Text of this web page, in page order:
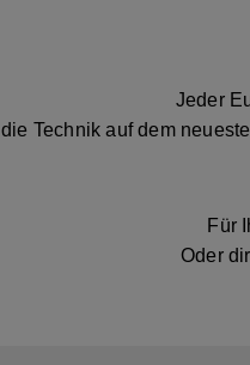
Jeder
die Technik auf dem
Für
Oder